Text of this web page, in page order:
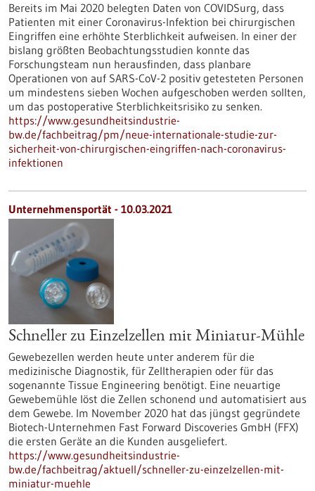
Bereits im Mai 2020 belegten Daten von COVIDSurg, dass
Patienten mit einer Coronavirus-Infektion bei chirurgischen
Eingriffen eine erhöhte Sterblichkeit aufweisen. In einer der
bislang größten Beobachtungsstudien konnte das
Forschungsteam nun herausfinden, dass planbare
Operationen von auf SARS-CoV-2 positiv getesteten Personen
um mindestens sieben Wochen aufgeschoben werden sollten,
um das postoperative Sterblichkeitsrisiko zu senken.
https://www.gesundheitsindustrie-
bw.de/fachbeitrag/pm/neue-internationale-studie-zur-
sicherheit-von-chirurgischen-eingriffen-nach-coronavirus-
infektionen
Unternehmensportät - 10.03.2021
Schneller zu Einzelzellen mit Miniatur-Mühle
Gewebezellen werden heute unter anderem für die
medizinische Diagnostik, für Zelltherapien oder für das
sogenannte Tissue Engineering benötigt. Eine neuartige
Gewebemühle löst die Zellen schonend und automatisiert aus
dem Gewebe. Im November 2020 hat das jüngst gegründete
Biotech-Unternehmen Fast Forward Discoveries GmbH (FFX)
die ersten Geräte an die Kunden ausgeliefert.
https://www.gesundheitsindustrie-
bw.de/fachbeitrag/aktuell/schneller-zu-einzelzellen-mit-
miniatur-muehle